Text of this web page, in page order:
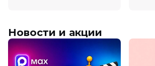
Новости и акции